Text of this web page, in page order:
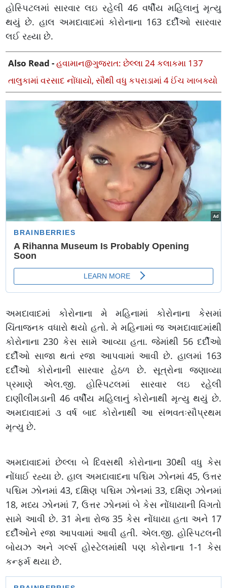
હોસ્પિટલમાં સારવાર લઇ રહેલી 46 વર્ષીય મહિલાનું મૃત્યુ
થયું છે. હાલ અમદાવાદમાં કોરોનાના 163 દર્દીઓ સારવાર
લઈ રહ્યા છે.
Also Read -હવામાન@ગુજરાત: છેલ્લા 24 કલાકમા 137
તાલુકામાં વરસાદ નોંધાયો, સૌથી વધુ કપરાડામાં 4 ઈંચ ખાબક્યો
અમદાવાદમાં કોરોનાના મે મહિનામાં કોરોનાના કેસમાં
ચિંતાજનક વધારો થયો હતો. મે મહિનામાં જ અમદાવાદમાંથી
કોરોનાના 230 કેસ સામે આવ્યા હતા. જેમાંથી 56 દર્દીઓ
દર્દીઓ સાજા થતાં રજા આપવામાં આવી છે. હાલમાં 163
દર્દીઓ કોરોનાની સારવાર હેઠળ છે. સૂત્રોના જણાવ્યા
પ્રમાણે એલ.જી. હોસ્પિટલમાં સારવાર લઇ રહેલી
દાણીલીમડાની 46 વર્ષીય મહિલાનું કોરોનાથી મૃત્યુ થયું છે.
અમદાવાદમાં ૩ વર્ષ બાદ કોરોનાથી આ સંભવતઃસૌપ્રથમ
મૃત્યુ છે.
અમદાવાદમાં છેલ્લા બે દિવસથી કોરોનાના 30થી વધુ કેસ
નોંધાઈ રહ્યા છે. હાલ અમદાવાદના પશ્ચિમ ઝોનમાં 45, ઉત્તર
પશ્ચિમ ઝોનમાં 43, દક્ષિણ પશ્ચિમ ઝોનમાં 33, દક્ષિણ ઝોનમાં
18, મધ્ય ઝોનમાં 7, ઉત્તર ઝોનમાં બે કેસ નોંધાયાની વિગતો
સામે આવી છે. 31 મેના રોજ 35 કેસ નોંધાયા હતા અને 17
દર્દીઓને રજા આપવામાં આવી હતી. એલ.જી. હોસ્પિટલની
બોયઝ અને ગર્લ્સ હોસ્ટેલમાંથી પણ કોરોનાના 1-1 કેસ
કન્ફર્મ થયા છે.